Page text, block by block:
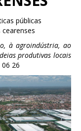
públicas
à agroindústria, ao
produtivas locais
06 26